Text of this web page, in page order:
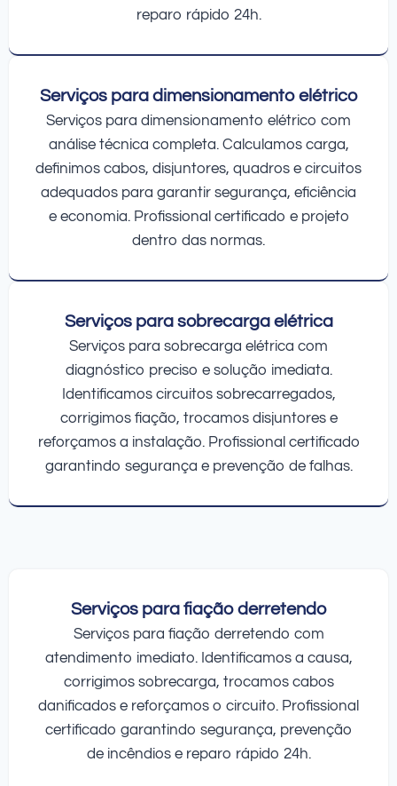
reparo rápido 24h.
Serviços para dimensionamento elétrico
Serviços para dimensionamento elétrico com
análise técnica completa. Calculamos carga,
definimos cabos, disjuntores, quadros e circuitos
adequados para garantir segurança, eficiência
e economia. Profissional certificado e projeto
dentro das normas.
Serviços para sobrecarga elétrica
Serviços para sobrecarga elétrica com
diagnóstico preciso e solução imediata.
Identificamos circuitos sobrecarregados,
corrigimos fiação, trocamos disjuntores e
reforçamos a instalação. Profissional certificado
garantindo segurança e prevenção de falhas.
Serviços para fiação derretendo
Serviços para fiação derretendo com
atendimento imediato. Identificamos a causa,
corrigimos sobrecarga, trocamos cabos
danificados e reforçamos o circuito. Profissional
certificado garantindo segurança, prevenção
de incêndios e reparo rápido 24h.